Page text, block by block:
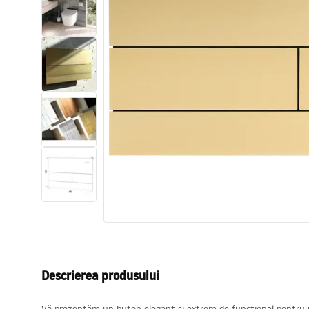
Vase WC si Bideuri
Lavoare
Cazi cu paravane
Baterii sanitare
Dusuri
Descrierea produsului